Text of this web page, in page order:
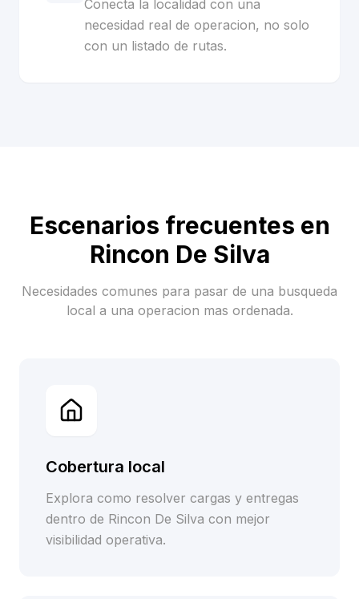
Conecta la localidad con una
necesidad real de operacion, no solo
con un listado de rutas.
Escenarios frecuentes en
Rincon De Silva
Necesidades comunes para pasar de una busqueda
local a una operacion mas ordenada.
Cobertura local
Explora como resolver cargas y entregas
dentro de Rincon De Silva con mejor
visibilidad operativa.